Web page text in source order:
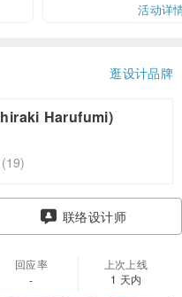
活动详
逛设计品牌
Harufumi)
(19)
联络设计师
回应率
-
上次上线
1 天内